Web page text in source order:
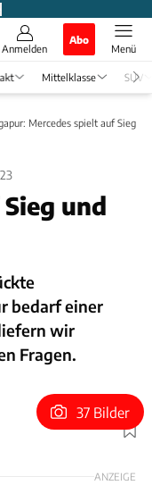
Anmelden
Abo
Menü
Mittelklasse SUV
Mercedes spielt auf Sieg
und
bedarf einer
wir
Fragen.
Foto: Wilhelm
37 Bilder
ANZEIGE